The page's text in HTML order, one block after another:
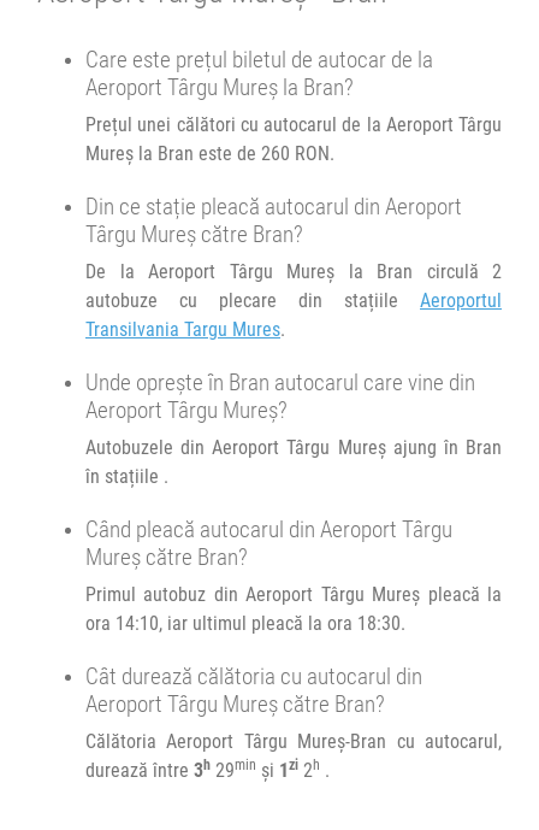
17:25 Brașov Sala sporturilor
Transbodare asigurată de operator.
Minivan ViaElite :
Bran Retur
Afiseaza itinerariu
Bran La adresa
Zile de circulație:
Minivan ViaElite :
Cluj-Napoca - Brasov
Brașov Sala sporturilor
Transbodare asigurată de operator.
21:30 Brașov Hotel Kronwell
Bran Retur
Afiseaza itinerariu
22:00 Bran La adresa
Durată:
min
Zile de circulație:
L
Care este prețul biletul de autocar de la
Aeroport Târgu Mureș la Bran?
Prețul unei călători cu autocarul de la Aeroport Târgu
Mureș la Bran este de 260 RON.
Din ce stație pleacă autocarul din Aeroport
Târgu Mureș către Bran?
De la Aeroport Târgu Mureș la Bran circulă 2
autobuze cu plecare din stațiile Aeroportul
Transilvania Targu Mures.
Unde oprește în Bran autocarul care vine din
Aeroport Târgu Mureș?
Autobuzele din Aeroport Târgu Mureș ajung în Bran
în stațiile .
Când pleacă autocarul din Aeroport Târgu
Mureș către Bran?
Primul autobuz din Aeroport Târgu Mureș pleacă la
ora 14:10, iar ultimul pleacă la ora 18:30.
Cât durează călătoria cu autocarul din
Aeroport Târgu Mureș către Bran?
Călătoria Aeroport Târgu Mureș-Bran cu autocarul,
durează între 3h 29min și 1zi 2h .